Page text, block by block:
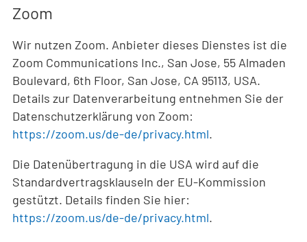
Zoom
Wir nutzen Zoom. Anbieter dieses Dienstes ist die
Zoom Communications Inc., San Jose, 55 Almaden
Boulevard, 6th Floor, San Jose, CA 95113, USA.
Details zur Datenverarbeitung entnehmen Sie der
Datenschutzerklärung von Zoom:
https://zoom.us/de-de/privacy.html.
Die Datenübertragung in die USA wird auf die
Standardvertragsklauseln der EU-Kommission
gestützt. Details finden Sie hier:
https://zoom.us/de-de/privacy.html.